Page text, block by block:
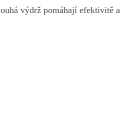
výdrž pomáhají efektivitě